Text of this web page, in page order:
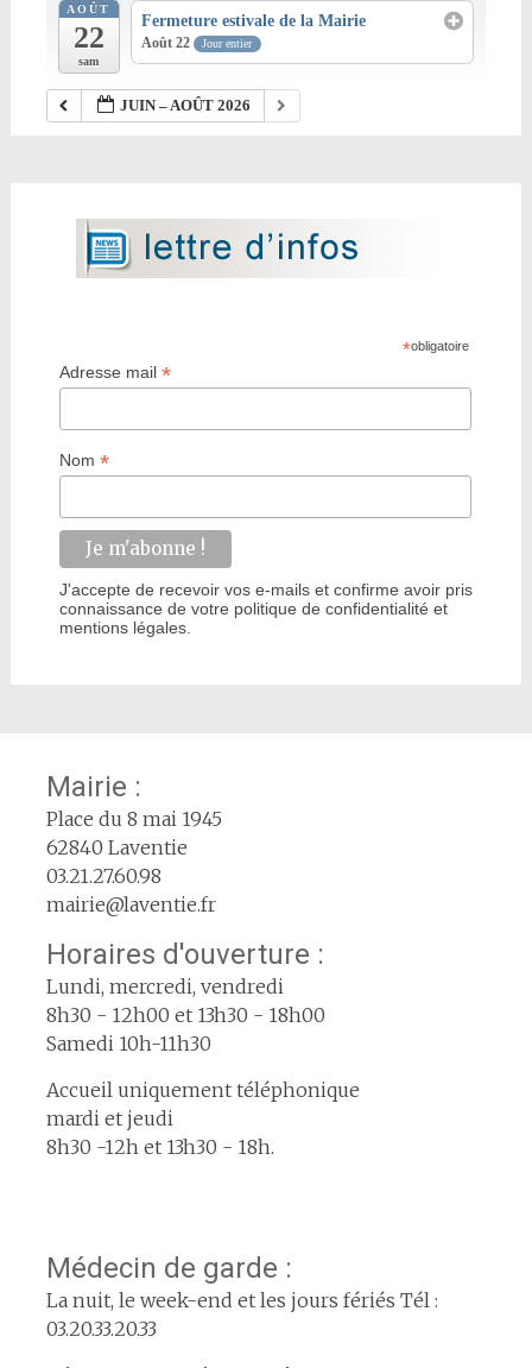
AOÛT
22
sam
Fermeture estivale de la Mairie
Août 22 Jour entier
JUIN – AOÛT 2026
*obligatoire
Adresse mail*
Nom*
J'accepte de recevoir vos e-mails et confirme avoir pris
connaissance de votre politique de confidentialité et
mentions légales.
Mairie :
Place du 8 mai 1945
62840 Laventie
03.21.27.60.98
mairie@laventie.fr
Horaires d'ouverture :
Lundi, mercredi, vendredi
8h30 - 12h00 et 13h30 - 18h00
Samedi 10h-11h30
Accueil uniquement téléphonique
mardi et jeudi
8h30 -12h et 13h30 - 18h.
Médecin de garde :
La nuit, le week-end et les jours fériés Tél :
03.20.33.20.33